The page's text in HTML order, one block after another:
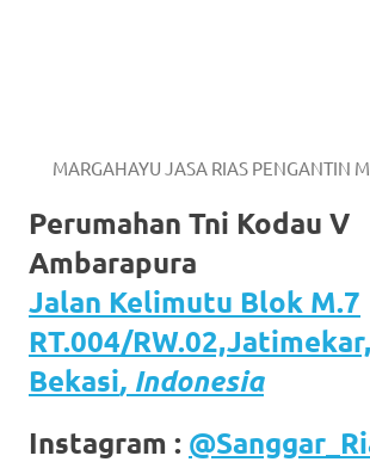
MARGAHAYU JASA RIAS PENGANTIN
Perumahan Tni Kodau V
Ambarapura
Jalan Kelimutu Blok M.7
RT.004/
Bekasi, Indonesia
Instagram :